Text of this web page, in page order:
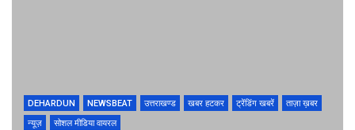
DEHARDUN NEWSBEAT उत्तराखण्ड खबर हटकर ट्रेंडिंग खबरें
ताज़ा ख़बर
न्यूज़
सोशल मीडिया वायरल